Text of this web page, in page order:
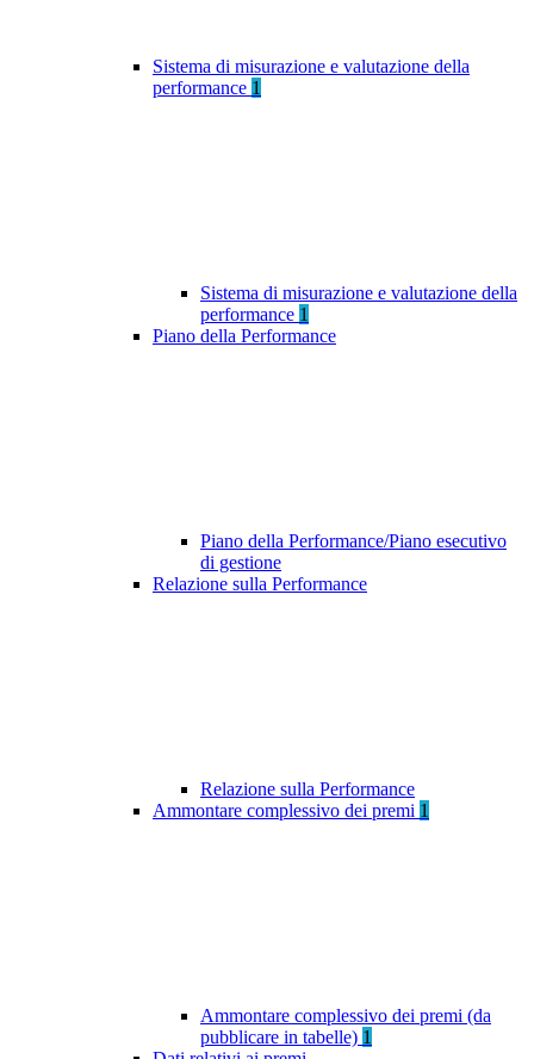
Sistema di misurazione e valutazione della
performance 1
Sistema di misurazione e valutazione della
performance 1
Piano della Performance
Piano della Performance/Piano esecutivo
di gestione
Relazione sulla Performance
Relazione sulla Performance
Ammontare complessivo dei premi 1
Ammontare complessivo dei premi (da
pubblicare in tabelle) 1